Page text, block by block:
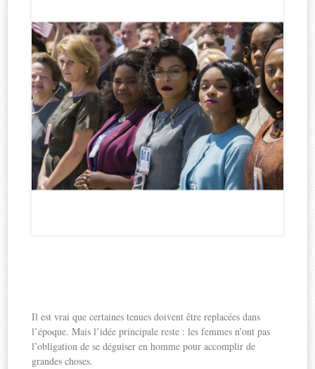
Il est vrai que certaines tenues doivent être replacées dans
l’époque. Mais l’idée principale reste : les femmes n’ont pas
l’obligation de se déguiser en homme pour accomplir de
grandes choses.